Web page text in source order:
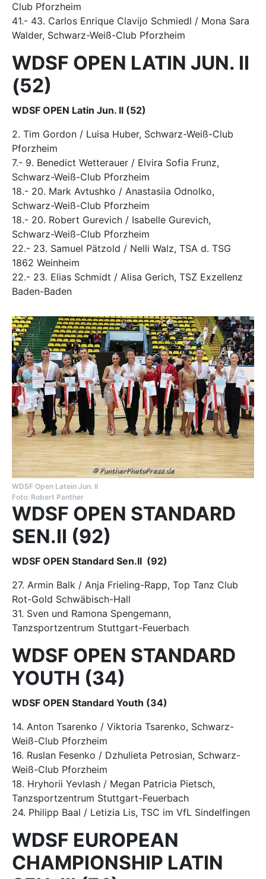
Club Pforzheim
41.- 43. Carlos Enrique Clavijo Schmiedl / Mona Sara
Walder, Schwarz-Weiß-Club Pforzheim
WDSF OPEN LATIN JUN. II
(52)
WDSF OPEN Latin Jun. II (52)
2. Tim Gordon / Luisa Huber, Schwarz-Weiß-Club
Pforzheim
7.- 9. Benedict Wetterauer / Elvira Sofia Frunz,
Schwarz-Weiß-Club Pforzheim
18.- 20. Mark Avtushko / Anastasiia Odnolko,
Schwarz-Weiß-Club Pforzheim
18.- 20. Robert Gurevich / Isabelle Gurevich,
Schwarz-Weiß-Club Pforzheim
22.- 23. Samuel Pätzold / Nelli Walz, TSA d. TSG
1862 Weinheim
22.- 23. Elias Schmidt / Alisa Gerich, TSZ Exzellenz
Baden-Baden
WDSF Open Latein Jun. II
Foto: Robert Panther
WDSF OPEN STANDARD
SEN.II (92)
WDSF OPEN Standard Sen.II (92)
27. Armin Balk / Anja Frieling-Rapp, Top Tanz Club
Rot-Gold Schwäbisch-Hall
31. Sven und Ramona Spengemann,
Tanzsportzentrum Stuttgart-Feuerbach
WDSF OPEN STANDARD
YOUTH (34)
WDSF OPEN Standard Youth (34)
14. Anton Tsarenko / Viktoria Tsarenko, Schwarz-
Weiß-Club Pforzheim
16. Ruslan Fesenko / Dzhulieta Petrosian, Schwarz-
Weiß-Club Pforzheim
18. Hryhorii Yevlash / Megan Patricia Pietsch,
Tanzsportzentrum Stuttgart-Feuerbach
24. Philipp Baal / Letizia Lis, TSC im VfL Sindelfingen
WDSF EUROPEAN
CHAMPIONSHIP LATIN